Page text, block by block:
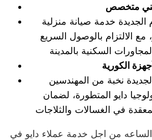
الجديدة خدمة صيانة منزلية
مع الالتزام بالوصول السريع
دايو المتطورة، لضمان
من اجل خدمة عملاء دايو في